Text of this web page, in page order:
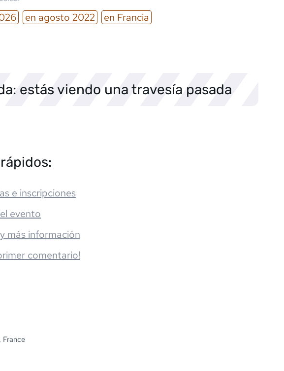
en agosto 2022 en Francia
estás viendo una travesía pasada
e inscripciones
evento
más información
comentario!
France